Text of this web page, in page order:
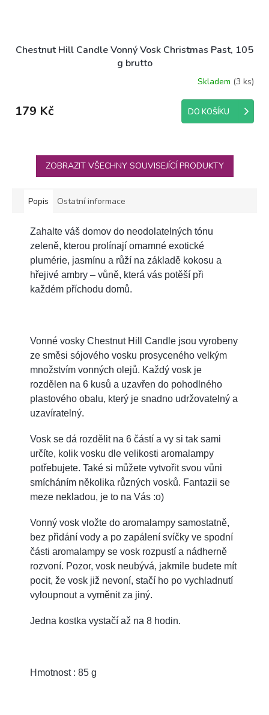
Chestnut Hill Candle Vonný Vosk Christmas Past, 105
g brutto
Skladem (3 ks)
179 Kč DO KOŠÍKU
ZOBRAZIT VŠECHNY SOUVISEJÍCÍ PRODUKTY
Popis Ostatní informace
Zahalte váš domov do neodolatelných tónu
zeleně, kterou prolínají omamné exotické
plumérie, jasmínu a růží na základě kokosu a
hřejivé ambry – vůně, která vás potěší při
každém příchodu domů.
Vonné vosky Chestnut Hill Candle jsou vyrobeny
ze směsi sójového vosku prosyceného velkým
množstvím vonných olejů. Každý vosk je
rozdělen na 6 kusů a uzavřen do pohodlného
plastového obalu, který je snadno udržovatelný a
uzavíratelný.
Vosk se dá rozdělit na 6 částí a vy si tak sami
určíte, kolik vosku dle velikosti aromalampy
potřebujete. Také si můžete vytvořit svou vůni
smícháním několika různých vosků. Fantazii se
meze nekladou, je to na Vás :o)
Vonný vosk vložte do aromalampy samostatně,
bez přidání vody a po zapálení svíčky ve spodní
části aromalampy se vosk rozpustí a nádherně
rozvoní. Pozor, vosk neubývá, jakmile budete mít
pocit, že vosk již nevoní, stačí ho po vychladnutí
vyloupnout a vyměnit za jiný.
Jedna kostka vystačí až na 8 hodin.
Hmotnost : 85 g